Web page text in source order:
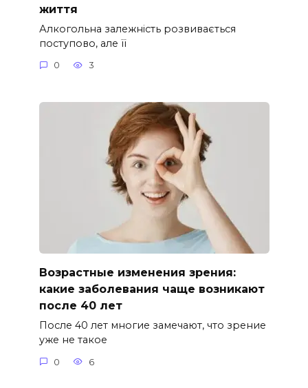
життя
Алкогольна залежність розвивається
поступово, але її
0 3
Возрастные изменения зрения:
какие заболевания чаще возникают
после 40 лет
После 40 лет многие замечают, что зрение
уже не такое
0 6